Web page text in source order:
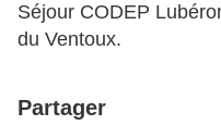
Séjour CODEP
du Ventoux.
Partager